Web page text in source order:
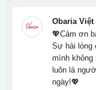
Obaria Việt
💖Cảm ơn
Sự hài lòng
mình không
luôn là
ngày!💖